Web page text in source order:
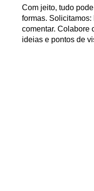
Com jeito, tudo
formas.
comentar. Colabore
ideias e pontos de